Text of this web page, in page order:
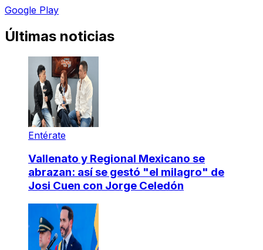
Google Play
Últimas noticias
Entérate
Vallenato y Regional Mexicano se
abrazan: así se gestó "el milagro" de
Josi Cuen con Jorge Celedón